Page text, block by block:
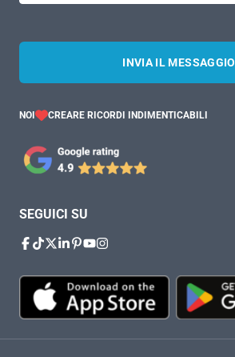
INVIA IL MESSAGGIO
NOI CREARE RICORDI INDIMENTICABILI
SEGUICI SU